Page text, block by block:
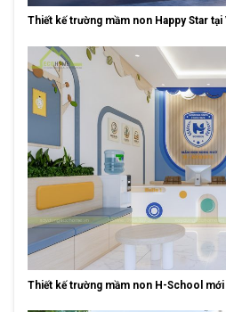
Thiết kế trường mầm non Happy Star tại
Thiết kế trường mầm non H-School mới